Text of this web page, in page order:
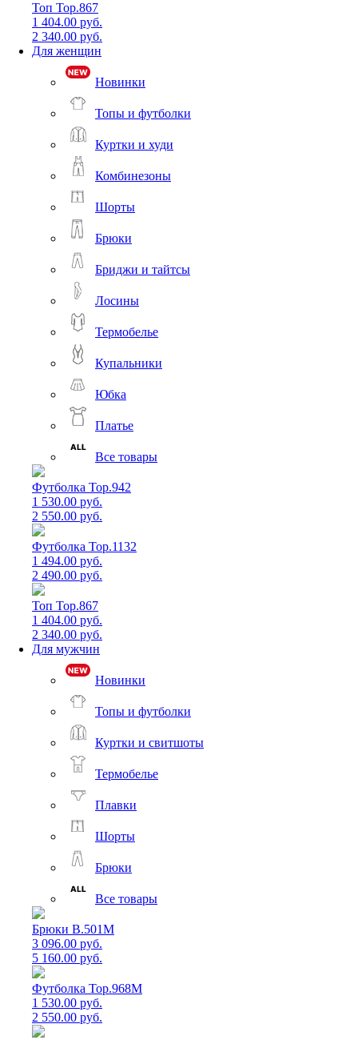
Топ Top.867
1 404.00 руб.
2 340.00 руб.
Для женщин
Новинки
Топы и футболки
Куртки и худи
Комбинезоны
Шорты
Брюки
Бриджи и тайтсы
Лосины
Термобелье
Купальники
Юбка
Платье
Все товары
Футболка Top.942
1 530.00 руб.
2 550.00 руб.
Футболка Top.1132
1 494.00 руб.
2 490.00 руб.
Топ Top.867
1 404.00 руб.
2 340.00 руб.
Для мужчин
Новинки
Топы и футболки
Куртки и свитшоты
Термобелье
Плавки
Шорты
Брюки
Все товары
Брюки B.501M
3 096.00 руб.
5 160.00 руб.
Футболка Top.968M
1 530.00 руб.
2 550.00 руб.